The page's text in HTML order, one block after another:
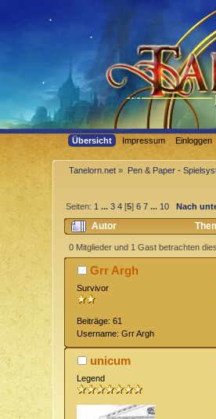
Übersicht Impressum Einloggen
Tanelorn.net » Pen & Paper -
Seiten: 1 ...3 4 [5]6 7 ... 10 Nach
Autor
0 Mitglieder und 1 Gast betrachten
Grr Argh
Survivor
Beiträge: 61
Username: Grr Argh
unicum
Legend